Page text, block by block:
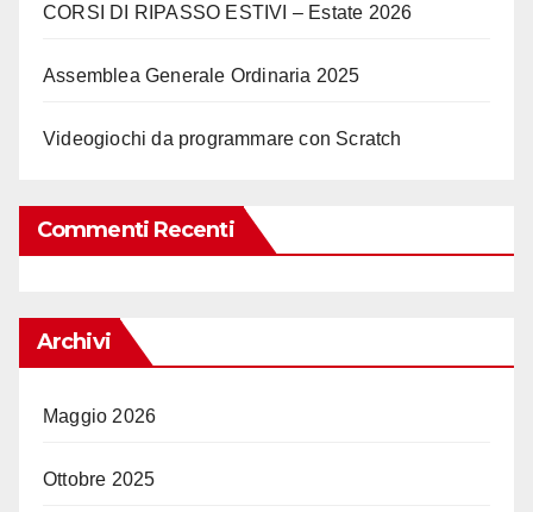
CORSI DI RIPASSO ESTIVI – Estate 2026
Assemblea Generale Ordinaria 2025
Videogiochi da programmare con Scratch
Commenti Recenti
Archivi
Maggio 2026
Ottobre 2025